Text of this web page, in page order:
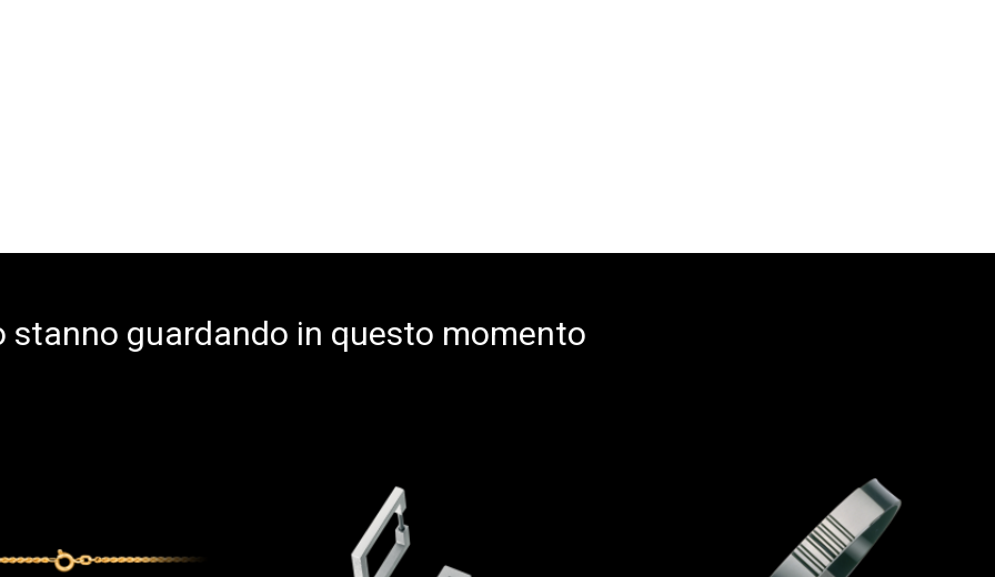
stanno guardando in questo momento